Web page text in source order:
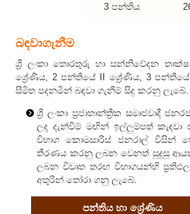
3 පන්තිය
බඳවාගැනීම
ශ්‍රී ලංකා තොරතුරු හා සන්නිවේදන
‍ශ්‍රේණිය, 2 පන්තියේ II ‍ශ්‍රේණිය, 3 පන්තියේ
සීමිත පදනමින් බඳවා ගැනීම් සිදු කරනු ලැබේ.
ශ්‍රී ලංකා ප්‍රජාතාන්ත්‍රික සමාජවාදී
ලද දැන්වීම් මඟින් ඉල්ලුම්පත්
විභාග කොමසාරිස් ජනරාල් විසින්
තීරණය කරනු ලබන වෙනත් සුදුසු
ලබන විවෘත තරඟ විභාගයන්හි
අතුරින් තෝරා ගනු ලැබේ.
පන්තිය හා ශ්‍රේණිය